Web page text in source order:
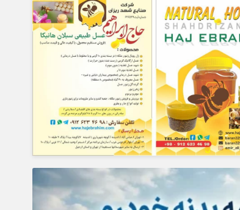
تلگرام
آپارات